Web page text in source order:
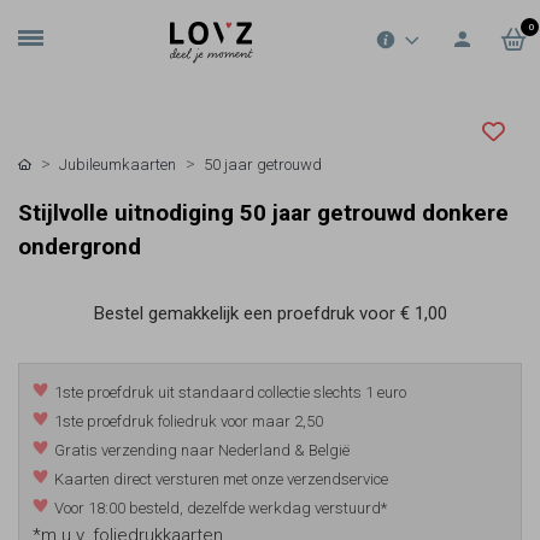
0
Jubileumkaarten 50 jaar getrouwd
Stijlvolle uitnodiging 50 jaar getrouwd donkere
ondergrond
Bestel gemakkelijk een proefdruk voor € 1,00
1ste proefdruk uit standaard collectie slechts 1 euro
1ste proefdruk foliedruk voor maar 2,50
Gratis verzending naar Nederland & België
Kaarten direct versturen met onze verzendservice
Voor 18:00 besteld, dezelfde werkdag verstuurd*
*m.u.v. foliedrukkaarten